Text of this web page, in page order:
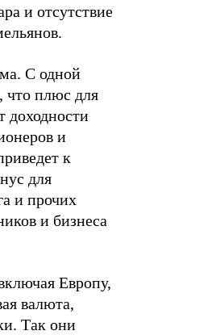
и отсутствие
С одной
что плюс для
доходности
и
к
для
и прочих
и бизнеса
Европу,
валюта,
Так они